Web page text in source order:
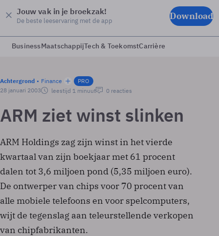
Jouw vak in je broekzak!
De beste leeservaring met de app Download
BusinessMaatschappijTech & ToekomstCarrière
Achtergrond Finance
PRO
28 januari 2003
leestijd 1 minuut 0 reacties
ARM ziet winst slinken
ARM Holdings zag zijn winst in het vierde
kwartaal van zijn boekjaar met 61 procent
dalen tot 3,6 miljoen pond (5,35 miljoen euro).
De ontwerper van chips voor 70 procent van
alle mobiele telefoons en voor spelcomputers,
wijt de tegenslag aan teleurstellende verkopen
van chipfabrikanten.